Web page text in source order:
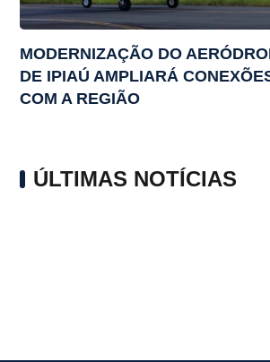
MODERNIZAÇÃO DO
DE IPIAÚ AMPLIARÁ
COM A REGIÃO
ÚLTIMAS NOTÍCIAS